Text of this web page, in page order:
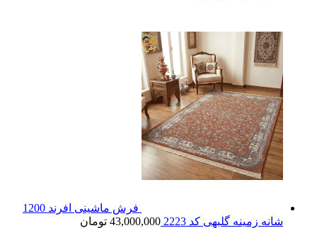
فرش ماشینی افرند 1200
شانه زمینه گلبهی کد 2223
43,000,000 تومان